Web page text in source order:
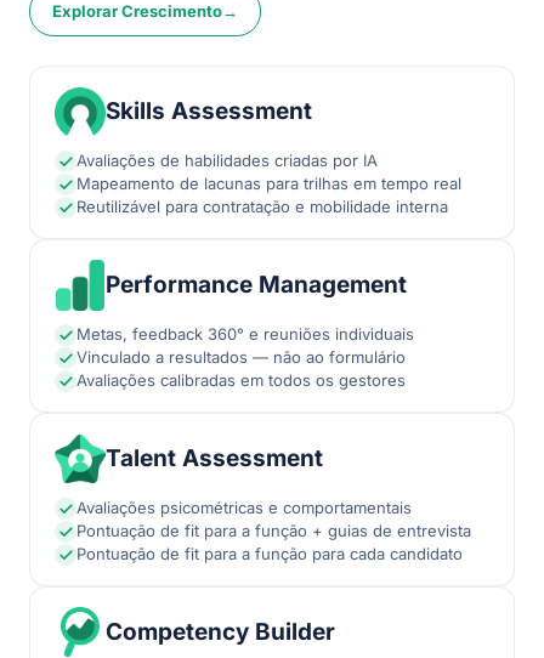
Explorar Crescimento→
Skills Assessment
Avaliações de habilidades criadas por IA
Mapeamento de lacunas para trilhas em tempo real
Reutilizável para contratação e mobilidade interna
Performance Management
Metas, feedback 360° e reuniões individuais
Vinculado a resultados — não ao formulário
Avaliações calibradas em todos os gestores
Talent Assessment
Avaliações psicométricas e comportamentais
Pontuação de fit para a função + guias de entrevista
Pontuação de fit para a função para cada candidato
Competency Builder